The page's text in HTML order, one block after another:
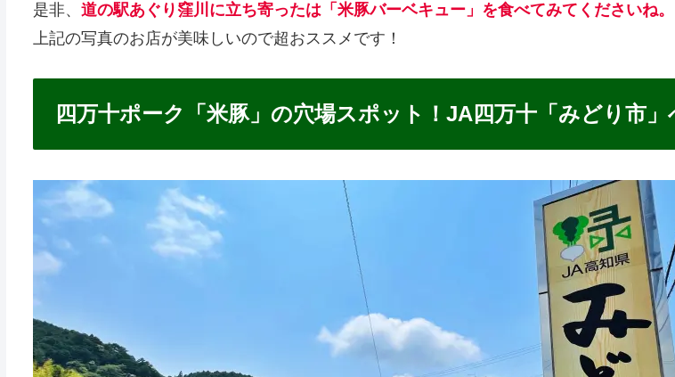
是非、 道の駅あぐり窪川に立ち寄ったは「米豚バーベキュー」を食べてみてくださいね。
上記の写真のお店が美味しいので超おススメです！
四万十ポーク「米豚」の穴場スポット！JA四万十「みどり市」